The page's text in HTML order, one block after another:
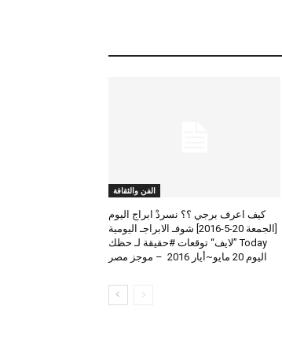
الفن والثقافة
كيف اعرف برجي ؟؟ نسردْ ابراج اليوم
[الجمعة 20-5-2016] شوفـ الابراجـ اليومية
Today ”لايف“ توقعات #حقيقة لـ حظك
اليوم 20 مايو~أيار 2016 – موجز مصر